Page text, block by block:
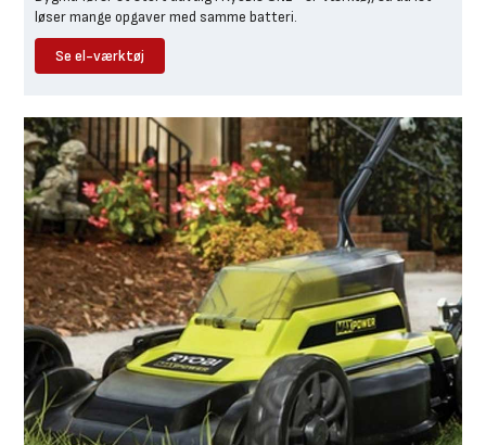
løser mange opgaver med samme batteri.
Se el-værktøj